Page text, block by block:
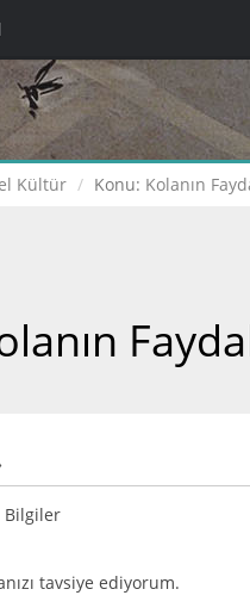
Kültür Konu: Kolanın
Bilgiler
tavsiye ediyorum.